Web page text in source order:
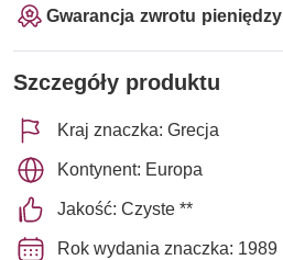
Gwarancja zwrotu pieniędzy
Szczegóły produktu
Kraj znaczka: Grecja
Kontynent: Europa
Jakość: Czyste **
Rok wydania znaczka: 1989